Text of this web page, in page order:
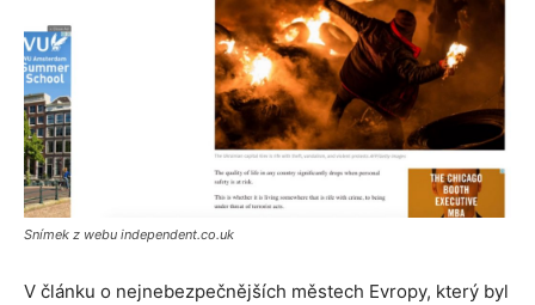
Snímek z webu independent.co.uk
V článku o nejnebezpečnějších městech Evropy, který byl